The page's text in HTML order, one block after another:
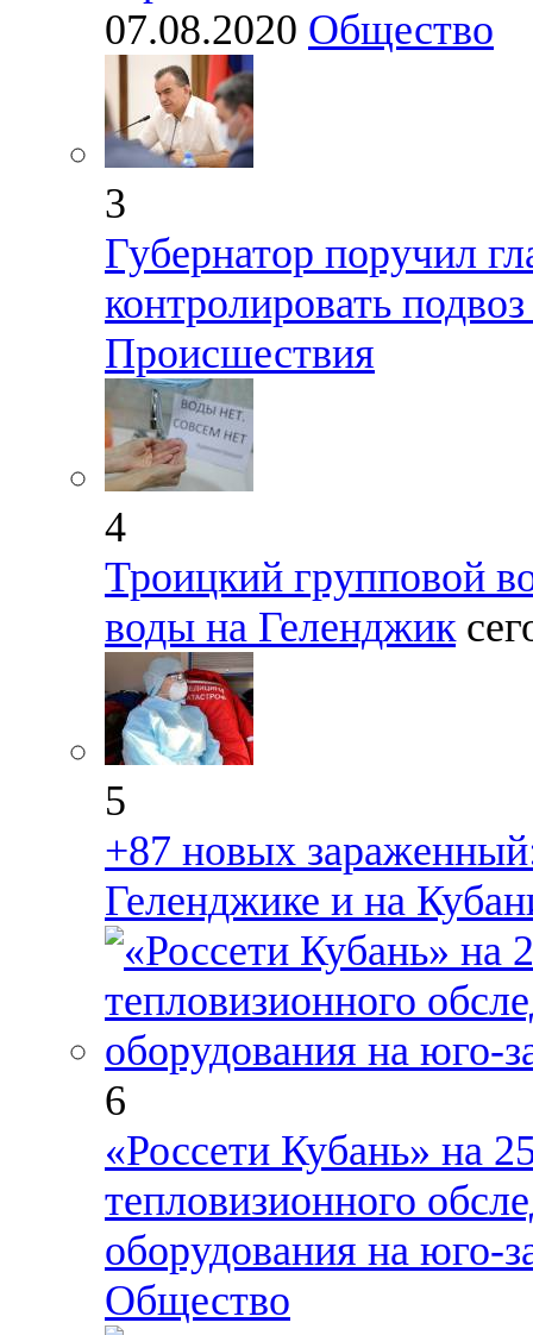
07.08.2020 Общество
3
Губернатор поручил
контролировать
Происшествия
4
Троицкий групповой
воды на Геленджик
5
+87 новых
Геленджике и на
6
«Россети Кубань» на
тепловизионного
оборудования на юго-
Общество